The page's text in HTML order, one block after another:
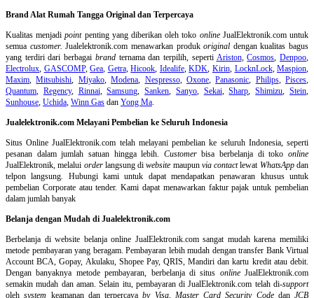
Brand Alat Rumah Tangga Original dan Terpercaya
Kualitas menjadipointpenting yang diberikan oleh toko onlineJualElektronik.com untuk
semua customer. Jualelektronik.com menawarkan produkoriginal dengan kualitas bagus
yang terdiri dari berbagai brandternama dan terpilih, seperti Ariston,Cosmos,Denpoo,
Electrolux, GASCOMP,Gea, Getra,Hicook, Idealife,KDK, Kirin, LocknLock,Maspion,
Maxim,Mitsubishi, Miyako,Modena, Nespresso, Oxone,Panasonic, Philips, Pisces,
Quantum, Regency, Rinnai,Samsung,Sanken, Sanyo, Sekai,Sharp,Shimizu,Stein,
Sunhouse, Uchida, Winn Gas dan Yong Ma.
Jualelektronik.com Melayani Pembelian ke Seluruh Indonesia
Situs Online JualElektronik.com telah melayani pembelian ke seluruh Indonesia, seperti
pesanan dalam jumlah satuan hingga lebih. Customerbisa berbelanja di tokoonline
JualElektronik, melalui orderlangsung diwebsite maupun via contactlewat WhatsAppdan
telpon langsung. Hubungi kami untuk dapat mendapatkan penawaran khusus untuk
pembelian Corporate atau tender. Kami dapat menawarkan faktur pajak untuk pembelian
dalam jumlah banyak
Belanja dengan Mudah di Jualelektronik.com
Berbelanja diwebsite belanja online JualElektronik.com sangat mudah karena memiliki
metode pembayaran yang beragam. Pembayaran lebih mudah dengan transfer Bank Virtual
Account BCA, Gopay, Akulaku, Shopee Pay, QRIS, Mandiri dan kartu kredit atau debit.
Dengan banyaknya metode pembayaran, berbelanja di situs onlineJualElektronik.com
semakin mudah dan aman. Selain itu, pembayaran di JualElektronik.com telah di-support
olehsystem keamanan dan terpercayaby Visa, Master Card Security Codedan JCB